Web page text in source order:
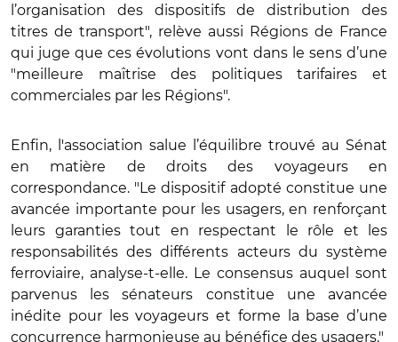
l’organisation des dispositifs de distribution des
titres de transport", relève aussi Régions de France
qui juge que ces évolutions vont dans le sens d’une
"meilleure maîtrise des politiques tarifaires et
commerciales par les Régions".
Enfin, l'association salue l’équilibre trouvé au Sénat
en matière de droits des voyageurs en
correspondance. "Le dispositif adopté constitue une
avancée importante pour les usagers, en renforçant
leurs garanties tout en respectant le rôle et les
responsabilités des différents acteurs du système
ferroviaire, analyse-t-elle. Le consensus auquel sont
parvenus les sénateurs constitue une avancée
inédite pour les voyageurs et forme la base d’une
concurrence harmonieuse au bénéfice des usagers."